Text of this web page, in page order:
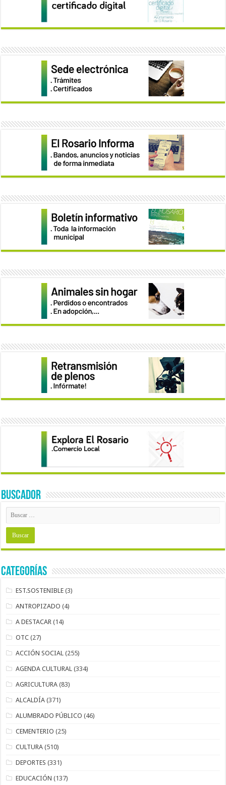
BUSCADOR
Categorías
EST.SOSTENIBLE (3)
ANTROPIZADO (4)
A DESTACAR (14)
OTC (27)
ACCIÓN SOCIAL (255)
AGENDA CULTURAL (334)
AGRICULTURA (83)
ALCALDÍA (371)
ALUMBRADO PÚBLICO (46)
CEMENTERIO (25)
CULTURA (510)
DEPORTES (331)
EDUCACIÓN (137)